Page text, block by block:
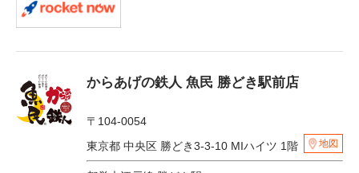
からあげの鉄人 魚民 勝どき駅前店
〒104-0054
東京都 中央区 勝どき3-3-10 MIハイツ 1階
地図